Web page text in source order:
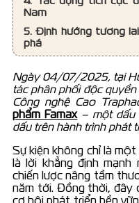
Nam
5. Định hướng tương
phá
Ngày 04/07/2025, tại
tác phân phối độc
Công nghệ Cao
phẩm Famax– một dấu
dấu trên hành trình phát
Sự kiện không chỉ là
là lời khẳng định
chiến lược nâng tầm
năm tới. Đồng thời, đây
cơ hội phát triển bền